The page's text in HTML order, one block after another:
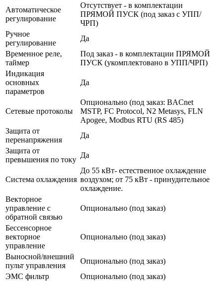
Автоматическое
регулирование
Отсутствует - в комплектации
ПРЯМОЙ ПУСК (под заказ с УПП/
ЧРП)
Ручное
регулирование
Да
Временное реле,
таймер
Под заказ - в комплектации ПРЯМОЙ
ПУСК (укомплектовано в УПП/ЧРП)
Индикация
основных
параметров
Да
Сетевые протоколы
Опционально (под заказ: BACnet
MSTP, FC Protocol, N2 Metasys, FLN
Apogee, Modbus RTU (RS 485)
Защита от
перенапряжения
Да
Защита от
превышения по току
Да
Система охлаждения
До 55 кВт- естественное охлаждение
воздухом; от 75 кВт - принудительное
охлаждение.
Векторное
управление с
обратной связью
Опционально (под заказ)
Бессенсорное
векторное
управление
Опционально (под заказ)
Выносной/внешний
пульт управления
Опционально (под заказ)
ЭМС фильтр
Опционально (под заказ)